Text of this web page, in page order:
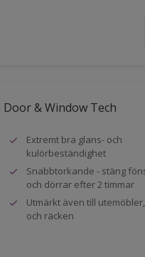
& Window Tech
Extremt bra glans- och
kulörbeständighet
Snabbtorkande - stäng
och dörrar efter 2 timmar
Utmärkt även till
och räcken